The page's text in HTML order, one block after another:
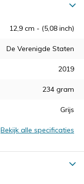
12,9 cm - (5,08 inch)
De Verenigde Staten
2019
234 gram
Grijs
Bekijk alle specificaties